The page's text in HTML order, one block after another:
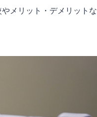
メリット・デメリットな